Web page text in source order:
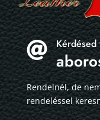
 Kérdésed
Rendelnél, de
rendeléssel